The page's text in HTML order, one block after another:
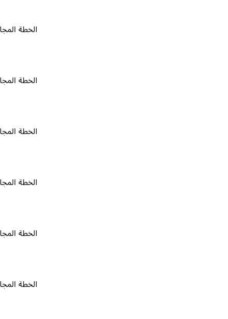
الخطة المجانية ٠
الخطة المجانية ٠
الخطة المجانية ٠
الخطة المجانية ٠
الخطة المجانية ٠
الخطة المجانية ٠